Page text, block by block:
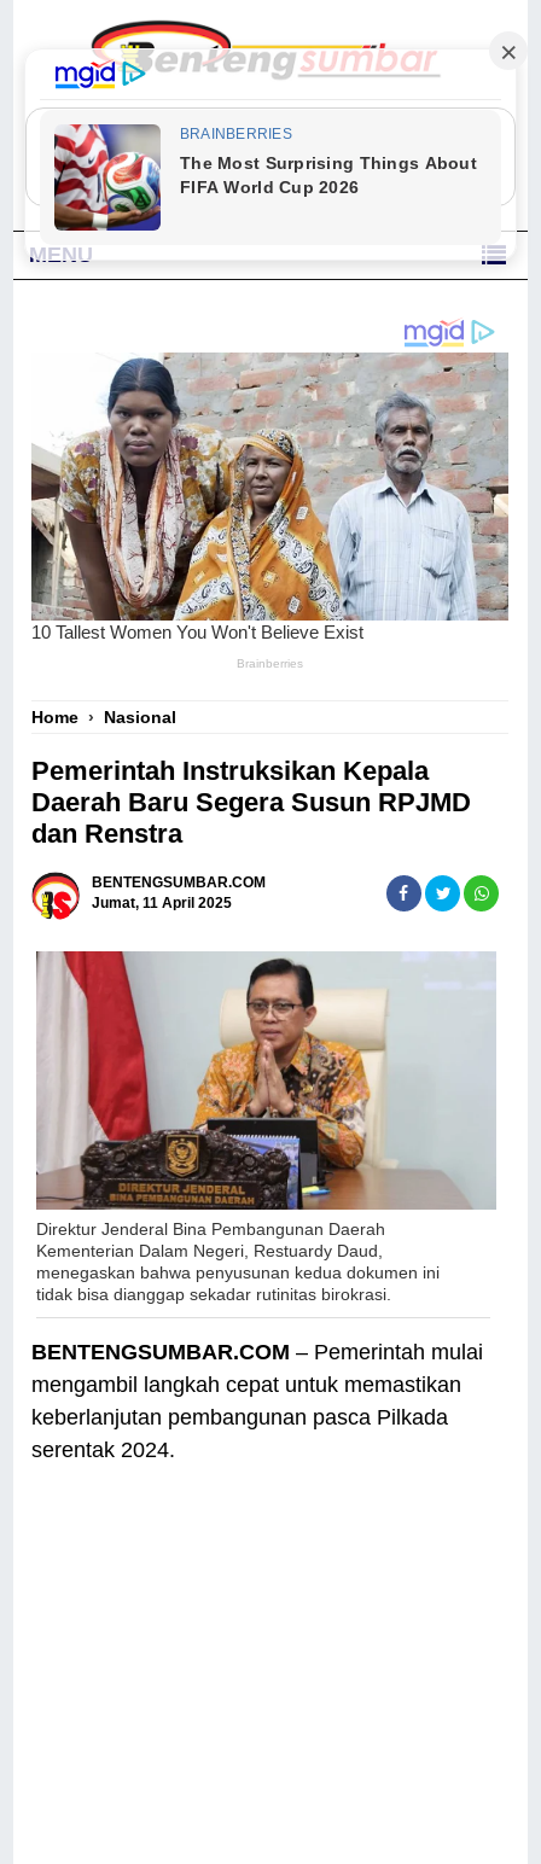
"Sesungguhnya Allah dan para malaikat-Nya berselawat untuk Nabi.
Wahai orang-orang yang beriman, berselawatlah kamu untuk Nabi dan
ucapkanlah salam dengan penuh penghormatan kepadanya." (Qs. Al
Ahzab Ayat 56)
MENU
Home › Nasional
Pemerintah Instruksikan Kepala
Daerah Baru Segera Susun RPJMD
dan Renstra
BENTENGSUMBAR.COM
Jumat, 11 April 2025
Direktur Jenderal Bina Pembangunan Daerah
Kementerian Dalam Negeri, Restuardy Daud,
menegaskan bahwa penyusunan kedua dokumen ini
tidak bisa dianggap sekadar rutinitas birokrasi.
BENTENGSUMBAR.COM – Pemerintah mulai
mengambil langkah cepat untuk memastikan
keberlanjutan pembangunan pasca Pilkada
serentak 2024.